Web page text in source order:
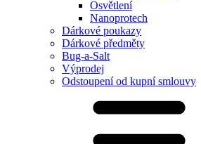
Osvětlení
Nanoprotech
Dárkové poukazy
Dárkové předměty
Bug-a-Salt
Výprodej
Odstoupení od kupní smlouvy